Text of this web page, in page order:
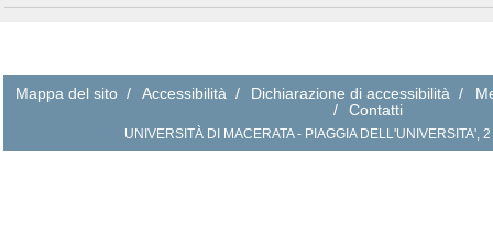
Mappa del sito / Accessibilità / Dichiarazione di accessibilità /
/
Contatti
UNIVERSITÀ DI MACERATA - PIAGGIA DELL'UNIVERSITA', 2